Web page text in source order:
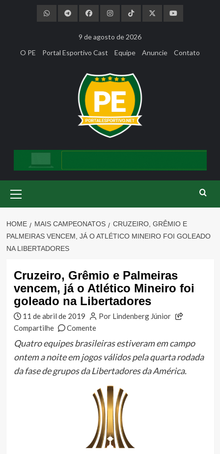
9 de agosto de 2026
O PE
Portal Esportivo Cast Equipe Anuncie Contato
Menu
HOME MAIS CAMPEONATOS
CRUZEIRO, GRÊMIO E
PALMEIRAS VENCEM, JÁ O ATLÉTICO MINEIRO FOI GOLEADO
NA LIBERTADORES
Cruzeiro, Grêmio e Palmeiras
vencem, já o Atlético Mineiro foi
goleado na Libertadores
11 de abril de 2019
Por Lindenberg Júnior
Compartilhe
Comente
Quatro equipes brasileiras estiveram em campo
ontem a noite em jogos válidos pela quarta rodada
da fase de grupos da Libertadores da América.